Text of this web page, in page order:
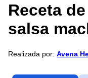
Receta
salsa
Realizada por: Avena